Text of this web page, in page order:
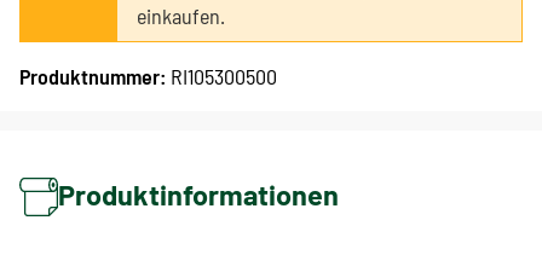
einkaufen.
Produktnummer: RI105300500
Produktinformationen